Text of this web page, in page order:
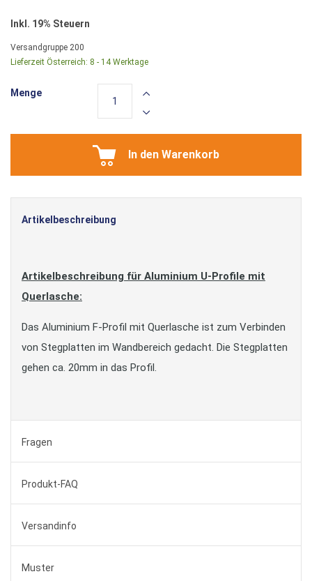
Inkl. 19% Steuern
Versandgruppe 200
Lieferzeit Österreich: 8 - 14 Werktage
Menge
In den Warenkorb
Artikelbeschreibung
Artikelbeschreibung für Aluminium U-Profile mit
Querlasche:
Das Aluminium F-Profil mit Querlasche ist zum Verbinden
von Stegplatten im Wandbereich gedacht. Die Stegplatten
gehen ca. 20mm in das Profil.
Fragen
Produkt-FAQ
Versandinfo
Muster